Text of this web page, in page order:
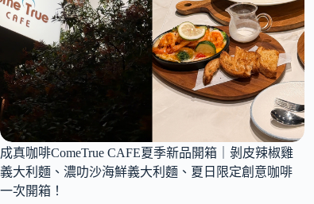
板
｜
A5
和
牛
也
吃
得
到！
白
飯、
成真咖啡ComeTrue CAFE夏季新品開箱｜剝皮辣椒雞
義大利麵、濃叻沙海鮮義大利麵、夏日限定創意咖啡
一次開箱！